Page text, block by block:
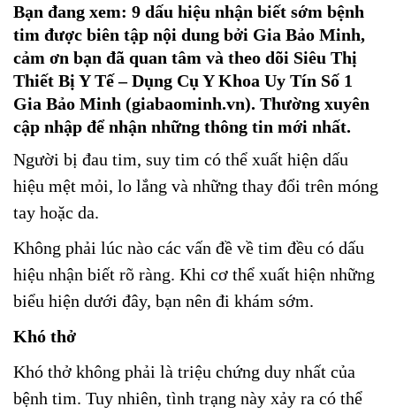
Bạn đang xem: 9 dấu hiệu nhận biết sớm bệnh
tim được biên tập nội dung bởi Gia Bảo Minh,
cảm ơn bạn đã quan tâm và theo dõi Siêu Thị
Thiết Bị Y Tế – Dụng Cụ Y Khoa Uy Tín Số 1
Gia Bảo Minh (giabaominh.vn). Thường xuyên
cập nhập để nhận những thông tin mới nhất.
Người bị đau tim, suy tim có thể xuất hiện dấu
hiệu mệt mỏi, lo lắng và những thay đổi trên móng
tay hoặc da.
Không phải lúc nào các vấn đề về tim đều có dấu
hiệu nhận biết rõ ràng. Khi cơ thể xuất hiện những
biểu hiện dưới đây, bạn nên đi khám sớm.
Khó thở
Khó thở không phải là triệu chứng duy nhất của
bệnh tim. Tuy nhiên, tình trạng này xảy ra có thể